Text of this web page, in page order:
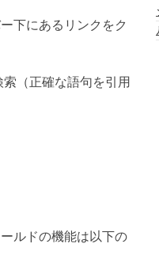
下にあるリンクをク
（正確な語句を引用
ルドの機能は以下の